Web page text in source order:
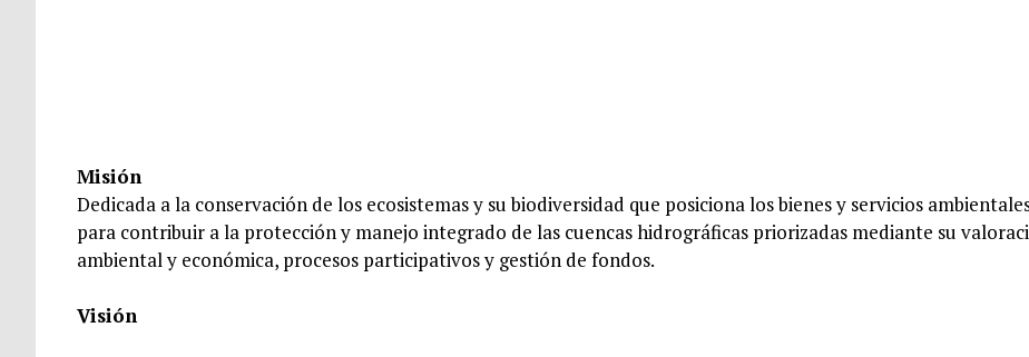
Misión
Dedicada a la conservación de los ecosistemas y su biodiversidad que posiciona los bienes y servicios
para contribuir a la protección y manejo integrado de las cuencas hidrográficas priorizadas mediante su
ambiental y económica, procesos participativos y gestión de fondos.
Visión